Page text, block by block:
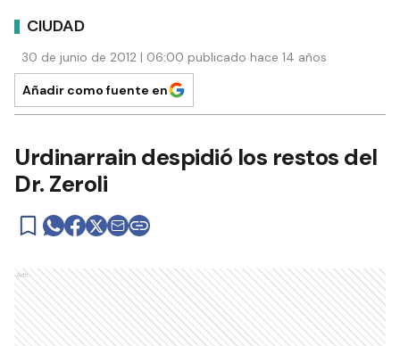
CIUDAD
30 de junio de 2012 | 06:00 publicado hace 14 años
Añadir como fuente en
Urdinarrain despidió los restos del
Dr. Zeroli
Ads